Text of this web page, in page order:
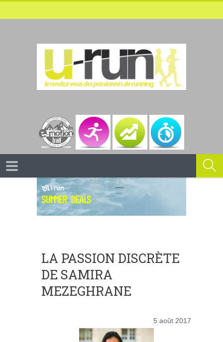
LA PASSION DISCRÈTE
DE SAMIRA
MEZEGHRANE
5 août 2017